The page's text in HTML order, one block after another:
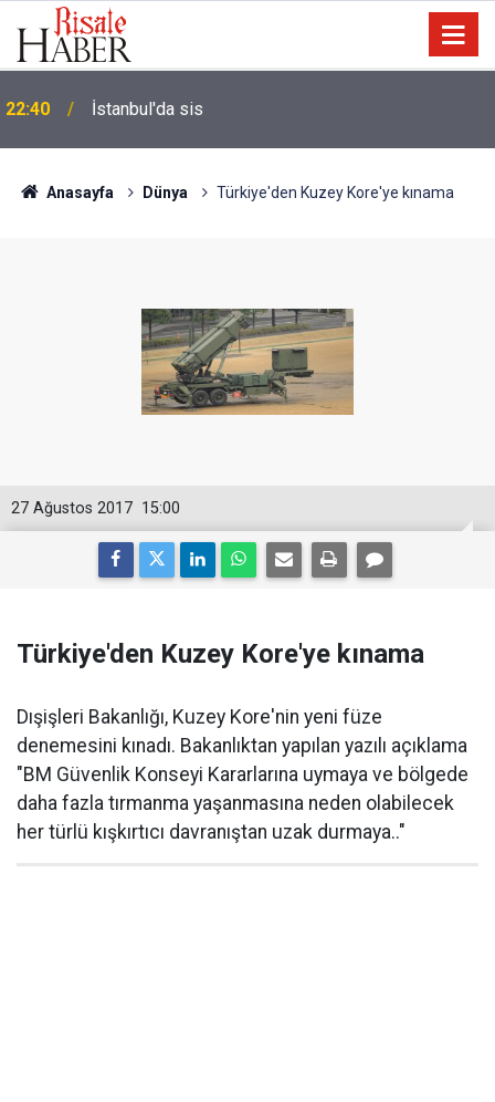
22:40 İstanbul'da sis
Anasayfa Dünya Türkiye'den Kuzey Kore'ye kınama
15:00
27 Ağustos 2017
Türkiye'den Kuzey Kore'ye kınama
Dışişleri Bakanlığı, Kuzey Kore'nin yeni füze
denemesini kınadı. Bakanlıktan yapılan yazılı açıklama
"BM Güvenlik Konseyi Kararlarına uymaya ve bölgede
daha fazla tırmanma yaşanmasına neden olabilecek
her türlü kışkırtıcı davranıştan uzak durmaya.."